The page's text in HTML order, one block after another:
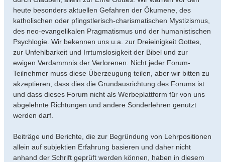
heute besonders aktuellen Gefahren der Ökumene, des
katholischen oder pfingstlerisch-charismatischen Mystizismus,
des neo-evangelikalen Pragmatismus und der humanistischen
Psychlogie. Wir bekennen uns u.a. zur Dreieinigkeit Gottes,
zur Unfehlbarkeit und Irrtumslosigkeit der Bibel und zur
ewigen Verdammnis der Verlorenen. Nicht jeder Forum-
Teilnehmer muss diese Überzeugung teilen, aber wir bitten zu
akzeptieren, dass dies die Grundausrichtung des Forums ist
und dass dieses Forum nicht als Werbeplattform für von uns
abgelehnte Richtungen und andere Sonderlehren genutzt
werden darf.
Beiträge und Berichte, die zur Begründung von Lehrpositionen
allein auf subjektien Erfahrung basieren und daher nicht
anhand der Schrift geprüft werden können, haben in diesem